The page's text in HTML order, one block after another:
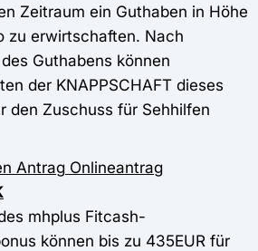
Zeitraum ein Guthaben in Höhe
zu erwirtschaften. Nach
Guthabens können
der KNAPPSCHAFT dieses
den Zuschuss für Sehhilfen
Antrag Onlineantrag
mhplus Fitcash-
können bis zu 435EUR für